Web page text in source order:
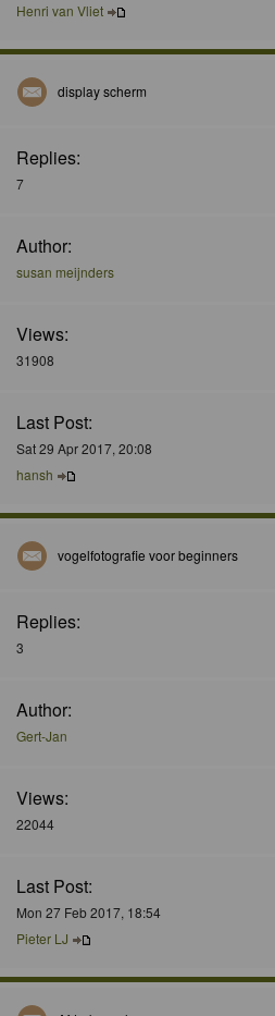
Henri van Vliet
display scherm
Replies:
7
Author:
susan meijnders
Views:
31908
Last Post:
Sat 29 Apr 2017, 20:08
hansh
vogelfotografie voor beginners
Replies:
3
Author:
Gert-Jan
Views:
22044
Last Post:
Mon 27 Feb 2017, 18:54
Pieter LJ